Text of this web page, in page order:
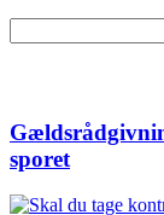
sporet